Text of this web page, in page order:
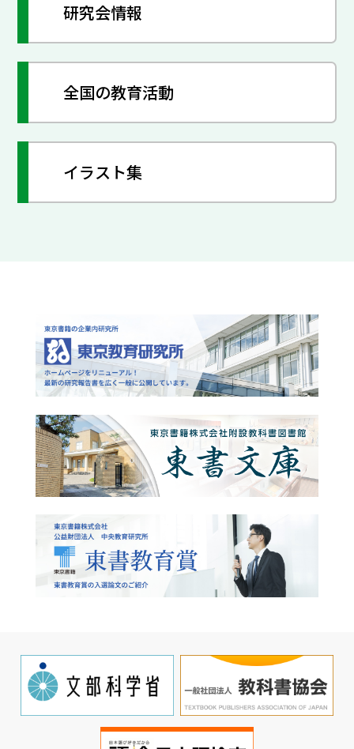
研究会情報
全国の教育活動
イラスト集